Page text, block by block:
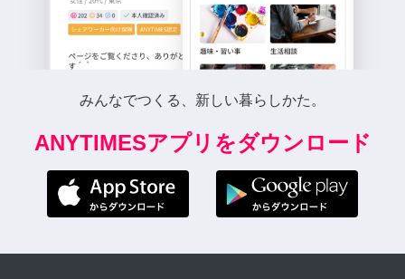
みんなでつくる、新しい暮らしかた。
ANYTIMESアプリをダウンロード